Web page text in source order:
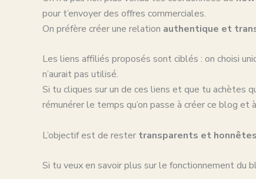
pour t’envoyer des offres commerciales.
On préfère créer une relation authentique et
Les liens affiliés proposés sont ciblés : on choisi
n’aurait pas utilisé.
Si tu cliques sur un de ces liens et que tu achètes
rémunérer le temps qu’on passe à créer ce blog et
L’objectif est de rester transparents et honnêtes
Si tu veux en savoir plus sur le fonctionnement du